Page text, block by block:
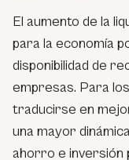
El aumento de la
para la economía
disponibilidad de
empresas. Para
traducirse en
una mayor
ahorro e inversión